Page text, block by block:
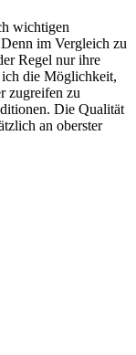
wichtigen
im Vergleich zu
Regel nur ihre
ich die Möglichkeit,
zugreifen zu
Die Qualität
an oberster